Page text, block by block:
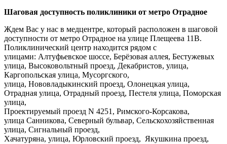
Шаговая доступность поликлиники от метро Отрадное
Ждем Вас у нас в медцентре, который расположен в шаговой
доступности от метро Отрадное на улице Плещеева 11В.
Поликлинический центр находится рядом с
улицами: Алтуфьевское шоссе, Берёзовая аллея, Бестужевых
улица, Высоковольтный проезд, Декабристов, улица,
Каргопольская улица, Мусоргского,
улица, Нововладыкинский проезд, Олонецкая улица,
Отрадная улица, Отрадный проезд, Пестеля улица, Поморская
улица,
Проектируемый проезд N 4251, Римского-Корсакова,
улица Санникова, Северный бульвар, Сельскохозяйственная
улица, Сигнальный проезд,
Хачатуряна, улица, Юрловский проезд, Якушкина проезд,